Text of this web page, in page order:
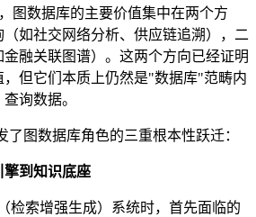
图数据库的主要价值集中在两个方
如社交网络分析、供应链追溯），二
融关联图谱）。这两个方向已经证明
但它们本质上仍然是"数据库"范畴内
询数据。
了图数据库角色的三重根本性跃迁：
擎到知识底座
检索增强生成）系统时，首先面临的